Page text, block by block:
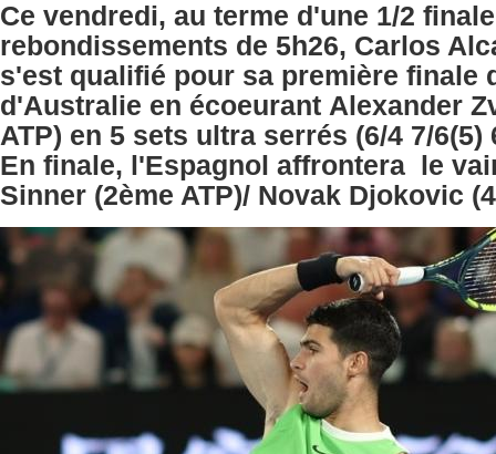
Ce vendredi, au terme d'une 1/2
rebondissements de 5h26, Carlos
s'est qualifié pour sa première finale
d'Australie en écoeurant Alexander
ATP) en 5 sets ultra serrés (6/4 7/6(5)
En finale, l'Espagnol affrontera le
Sinner (2ème ATP)/ Novak Djokovic